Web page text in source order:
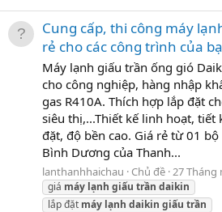
Cung cấp, thi công máy
rẻ cho các công trình của
Máy lạnh giấu trần ống gió
cho công nghiệp, hàng nhập
gas R410A. Thích hợp lắp đặt
siêu thị,...Thiết kế linh hoạt,
đặt, độ bền cao. Giá rẻ từ 01
Bình Dương của Thanh...
lanthanhhaichau Chủ đề 27 Tháng
giá máy lạnh giấu trần daikin
lắp đặt máy lạnh daikin giấu trần